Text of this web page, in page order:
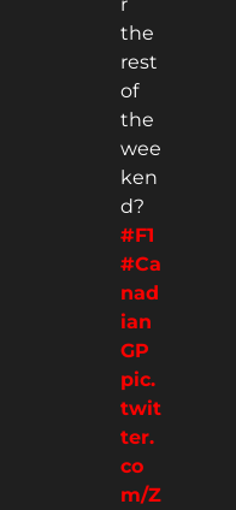
the
rest
of
the
wee
ken
d?
#F1
#Ca
nad
ian
GP
pic.
twit
ter.
co
m/Z